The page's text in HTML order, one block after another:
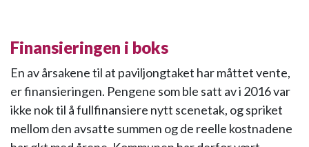
Finansieringen i boks
En av årsakene til at paviljongtaket har måttet vente,
er finansieringen. Pengene som ble satt av i 2016 var
ikke nok til å fullfinansiere nytt scenetak, og spriket
mellom den avsatte summen og de reelle kostnadene